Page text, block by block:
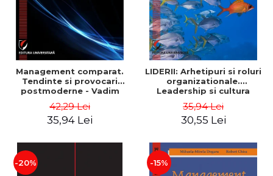
Management comparat.
Tendinte si provocari
postmoderne - Vadim
42,29 Lei
35,94 Lei
LIDERII: Arhetipuri si roluri
organizationale.
Leadership si cultura
Dumitrascu
35,94 Lei
30,55 Lei
-20% -15%